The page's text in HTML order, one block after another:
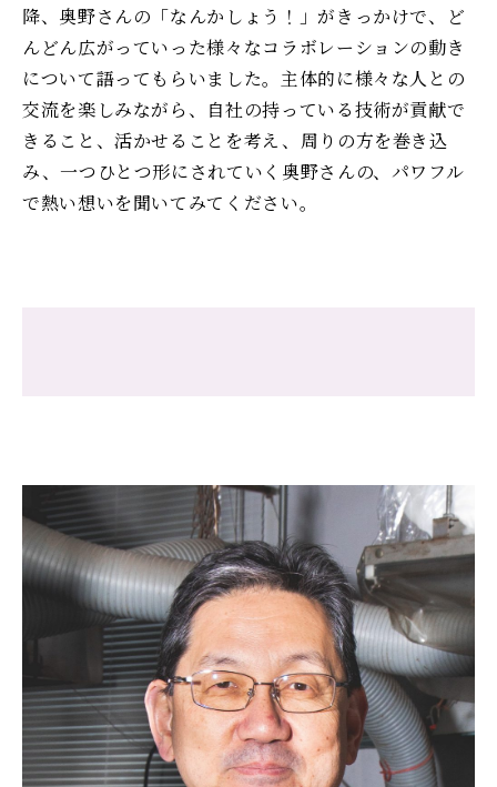
降、奥野さんの「なんかしょう！」がきっかけで、ど
んどん広がっていった様々なコラボレーションの動き
について語ってもらいました。主体的に様々な人との
交流を楽しみながら、自社の持っている技術が貢献で
きること、活かせることを考え、周りの方を巻き込
み、一つひとつ形にされていく奥野さんの、パワフル
で熱い想いを聞いてみてください。